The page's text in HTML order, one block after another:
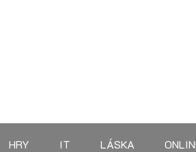
HRY IT LÁSKA